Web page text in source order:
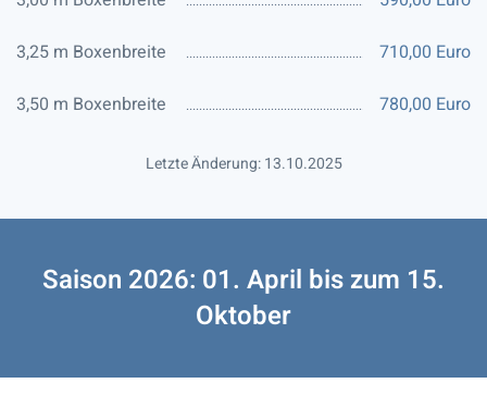
3,25 m Boxenbreite
710,00 Euro
3,50 m Boxenbreite
780,00 Euro
Letzte Änderung: 13.10.2025
Saison 2026: 01. April bis zum 15.
Oktober